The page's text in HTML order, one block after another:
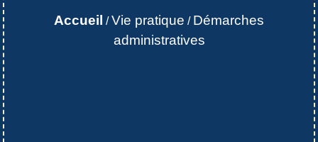
Accueil /Vie pratique / Démarches
administratives